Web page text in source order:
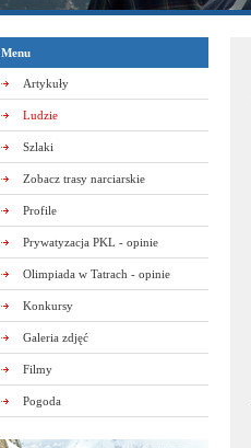
Menu
Artykuły
Ludzie
Szlaki
Zobacz trasy narciarskie
Profile
Prywatyzacja PKL - opinie
Olimpiada w Tatrach - opinie
Konkursy
Galeria zdjęć
Filmy
Pogoda